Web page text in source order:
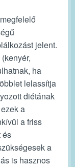
jelent.
ha
lelassítja
diétának
a
a friss
és
a
is hasznos